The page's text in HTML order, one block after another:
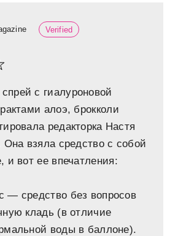
Verified
с гиалуроновой
алоэ, брокколи
редакторка Настя
Она взяла средство с собой
и вот ее впечатления:
— средство без вопросов
кладь (в отличие
воды в баллоне).